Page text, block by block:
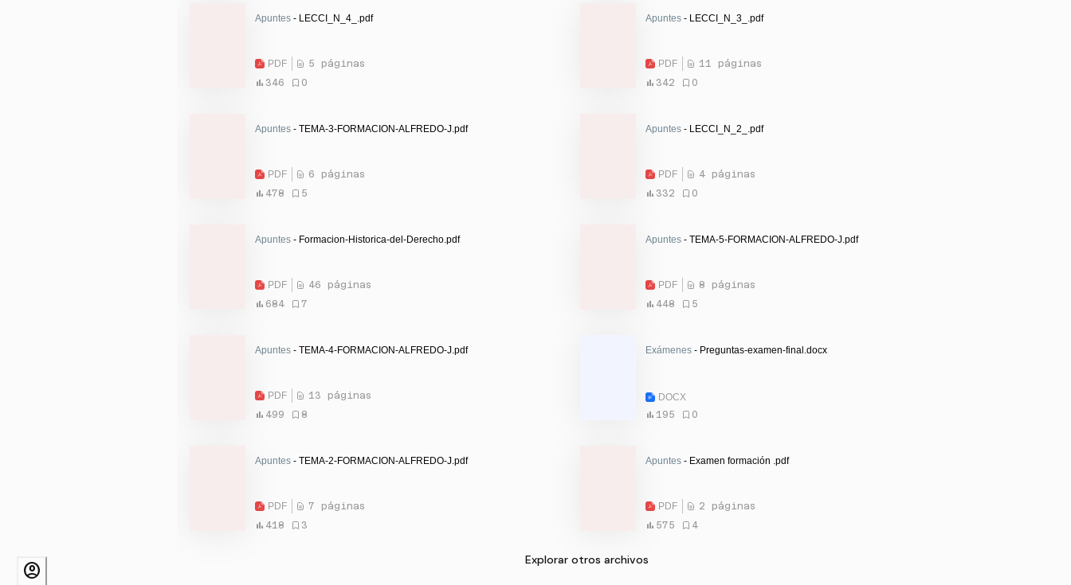
Apuntes - LECCI_N_4_.pdf
PDF
5 páginas
346
0
Apuntes - LECCI_N_3_.pdf
PDF
11 páginas
342
0
Apuntes - TEMA-3-FORMACION-ALFREDO-J.pdf
PDF
6 páginas
478
5
Apuntes - LECCI_N_2_.pdf
PDF
4 páginas
332
0
Apuntes - Formacion-Historica-del-Derecho.pdf
PDF
46 páginas
684
7
Apuntes - TEMA-5-FORMACION-ALFREDO-J.pdf
PDF
8 páginas
448
5
Apuntes - TEMA-4-FORMACION-ALFREDO-J.pdf
PDF
13 páginas
499
8
Exámenes - Preguntas-examen-final.docx
DOCX
195
0
Apuntes - TEMA-2-FORMACION-ALFREDO-J.pdf
PDF
7 páginas
418
3
Apuntes - Examen formación .pdf
PDF
2 páginas
575
4
Explorar otros archivos
account_circle